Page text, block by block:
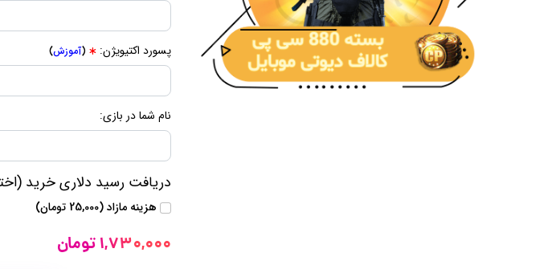
پسورد اکتیویژن: (آموزش)
نام شما در بازی:
دریافت رسید دلاری خرید
هزینه مازاد (25,000 تومان)
1,730,000 تومان